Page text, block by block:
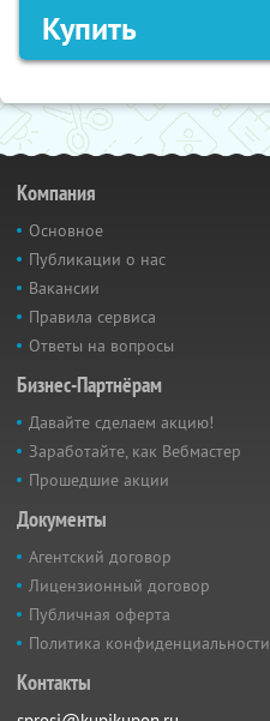
Купить
Компания
Основное
Публикации о нас
Вакансии
Правила сервиса
Ответы на вопросы
Бизнес-Партнёрам
Давайте сделаем акцию!
Заработайте, как Вебмастер
Прошедшие акции
Документы
Агентский договор
Лицензионный договор
Публичная оферта
Политика конфиденциальности
Контакты